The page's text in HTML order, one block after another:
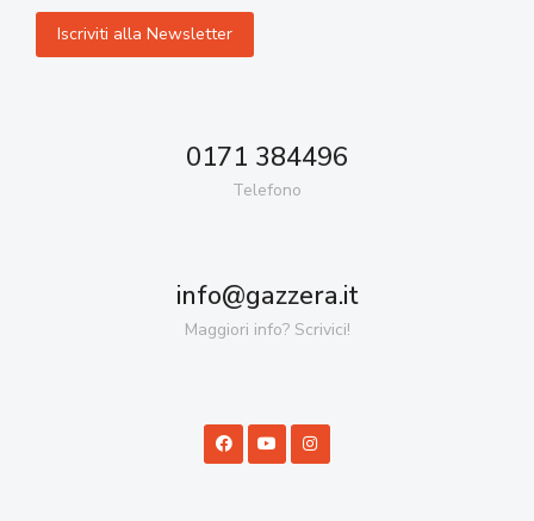
0171 384496
Telefono
info@gazzera.it
Maggiori info? Scrivici!